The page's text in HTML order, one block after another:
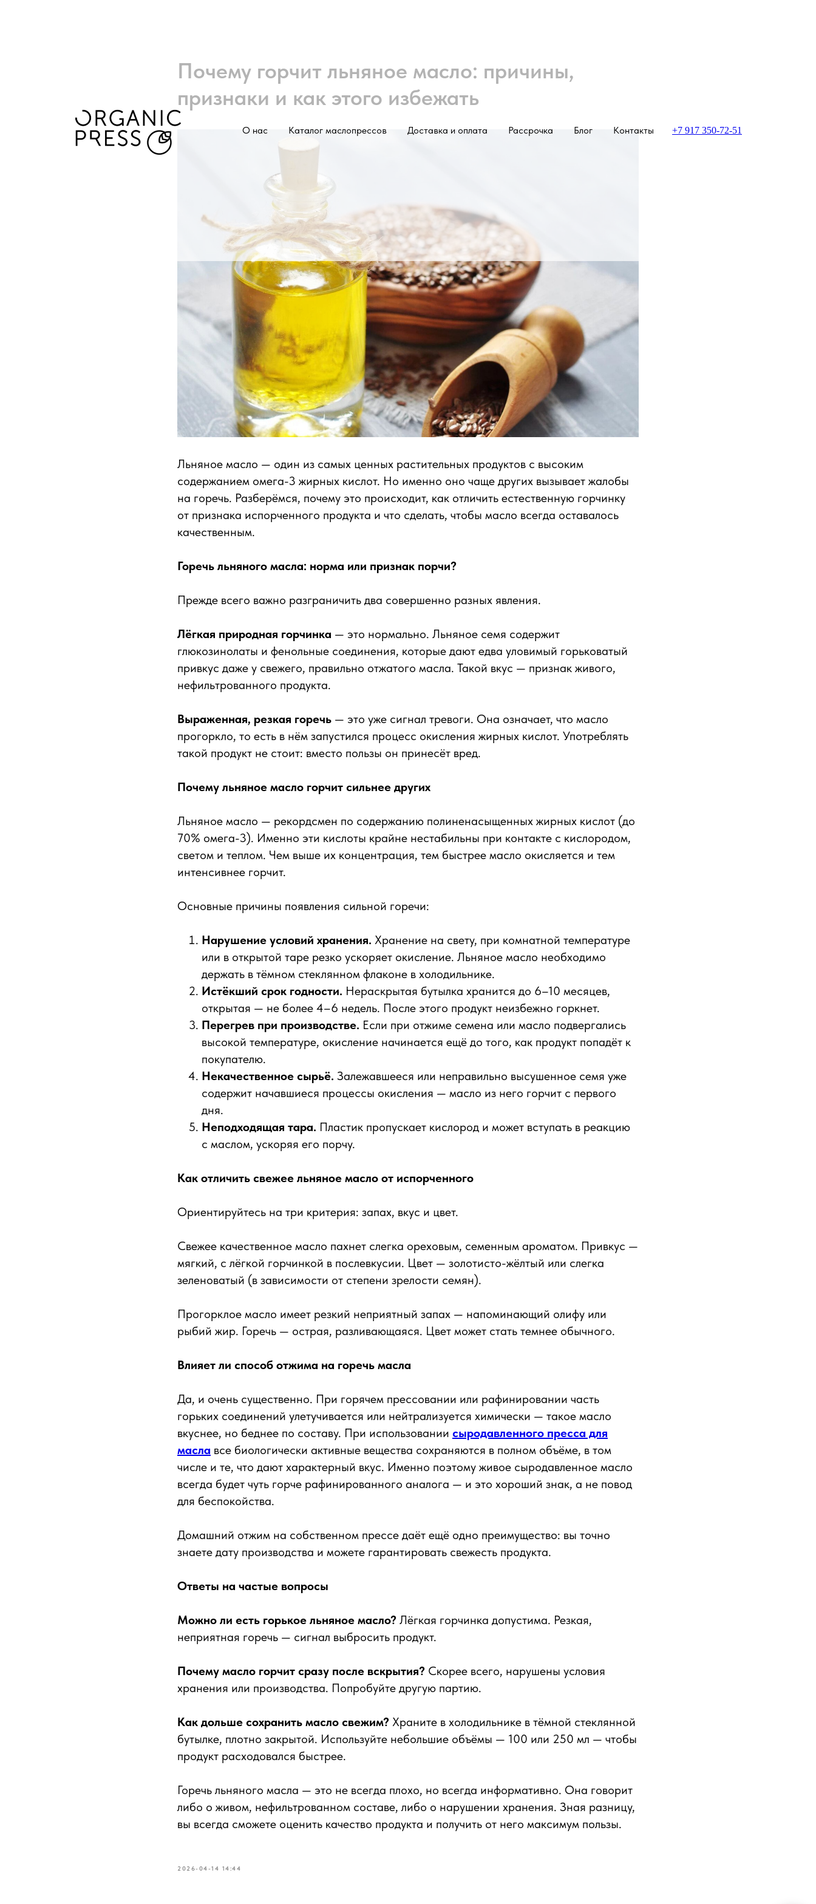
О нас Каталог маслопрессов Доставка и оплата Рассрочка Блог Контакты +7 917 350-72-51
Почему горчит льняное масло: причины,
признаки и как этого избежать
Льняное масло — один из самых ценных растительных продуктов с высоким
содержанием омега-3 жирных кислот. Но именно оно чаще других вызывает жалобы
на горечь. Разберёмся, почему это происходит, как отличить естественную горчинку
от признака испорченного продукта и что сделать, чтобы масло всегда оставалось
качественным.
Горечь льняного масла: норма или признак порчи?
Прежде всего важно разграничить два совершенно разных явления.
Лёгкая природная горчинка — это нормально. Льняное семя содержит
глюкозинолаты и фенольные соединения, которые дают едва уловимый горьковатый
привкус даже у свежего, правильно отжатого масла. Такой вкус — признак живого,
нефильтрованного продукта.
Выраженная, резкая горечь — это уже сигнал тревоги. Она означает, что масло
прогоркло, то есть в нём запустился процесс окисления жирных кислот. Употреблять
такой продукт не стоит: вместо пользы он принесёт вред.
Почему льняное масло горчит сильнее других
Льняное масло — рекордсмен по содержанию полиненасыщенных жирных кислот (до
70% омега-3). Именно эти кислоты крайне нестабильны при контакте с кислородом,
светом и теплом. Чем выше их концентрация, тем быстрее масло окисляется и тем
интенсивнее горчит.
Основные причины появления сильной горечи:
Нарушение условий хранения. Хранение на свету, при комнатной температуре
или в открытой таре резко ускоряет окисление. Льняное масло необходимо
держать в тёмном стеклянном флаконе в холодильнике.
Истёкший срок годности. Нераскрытая бутылка хранится до 6–10 месяцев,
открытая — не более 4–6 недель. После этого продукт неизбежно горкнет.
Перегрев при производстве. Если при отжиме семена или масло подвергались
высокой температуре, окисление начинается ещё до того, как продукт попадёт к
покупателю.
Некачественное сырьё. Залежавшееся или неправильно высушенное семя уже
содержит начавшиеся процессы окисления — масло из него горчит с первого
дня.
Неподходящая тара. Пластик пропускает кислород и может вступать в реакцию
с маслом, ускоряя его порчу.
Как отличить свежее льняное масло от испорченного
Ориентируйтесь на три критерия: запах, вкус и цвет.
Свежее качественное масло пахнет слегка ореховым, семенным ароматом. Привкус —
мягкий, с лёгкой горчинкой в послевкусии. Цвет — золотисто-жёлтый или слегка
зеленоватый (в зависимости от степени зрелости семян).
Прогорклое масло имеет резкий неприятный запах — напоминающий олифу или
рыбий жир. Горечь — острая, разливающаяся. Цвет может стать темнее обычного.
Влияет ли способ отжима на горечь масла
Да, и очень существенно. При горячем прессовании или рафинировании часть
горьких соединений улетучивается или нейтрализуется химически — такое масло
вкуснее, но беднее по составу. При использовании сыродавленного пресса для
масла все биологически активные вещества сохраняются в полном объёме, в том
числе и те, что дают характерный вкус. Именно поэтому живое сыродавленное масло
всегда будет чуть горче рафинированного аналога — и это хороший знак, а не повод
для беспокойства.
Домашний отжим на собственном прессе даёт ещё одно преимущество: вы точно
знаете дату производства и можете гарантировать свежесть продукта.
Ответы на частые вопросы
Можно ли есть горькое льняное масло? Лёгкая горчинка допустима. Резкая,
неприятная горечь — сигнал выбросить продукт.
Почему масло горчит сразу после вскрытия? Скорее всего, нарушены условия
хранения или производства. Попробуйте другую партию.
Как дольше сохранить масло свежим? Храните в холодильнике в тёмной стеклянной
бутылке, плотно закрытой. Используйте небольшие объёмы — 100 или 250 мл — чтобы
продукт расходовался быстрее.
Горечь льняного масла — это не всегда плохо, но всегда информативно. Она говорит
либо о живом, нефильтрованном составе, либо о нарушении хранения. Зная разницу,
вы всегда сможете оценить качество продукта и получить от него максимум пользы.
2026-04-14 14:44